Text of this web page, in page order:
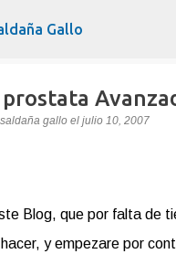
Ir al contenido principal
Gallo
gallo el julio 10, 2007
Blog, que por falta de
y empezare por